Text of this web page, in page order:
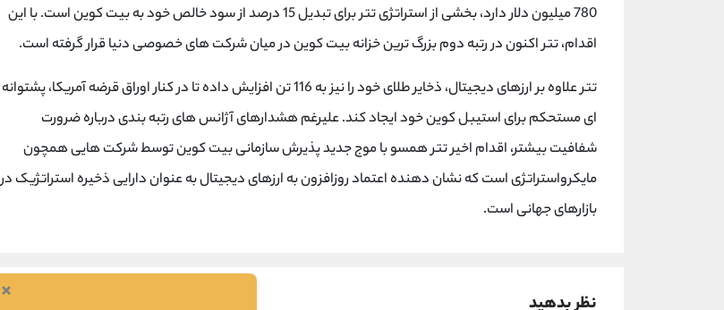
780 میلیون دلار دارد، بخشی از استراتژی تتر برای تبدیل 15 درصد از سود خالص خود به بیت کوین است. با این
اقدام، تتر اکنون در رتبه دوم بزرگ ترین خزانه بیت کوین در میان شرکت های خصوصی دنیا قرار گرفته است.
تتر علاوه بر ارزهای دیجیتال، ذخایر طلای خود را نیز به 116 تن افزایش داده تا در کنار اوراق قرضه آمریکا، پشتوانه
ای مستحکم برای استیبل کوین خود ایجاد کند. علیرغم هشدارهای آژانس های رتبه بندی درباره ضرورت
شفافیت بیشتر، اقدام اخیر تتر همسو با موج جدید پذیرش سازمانی بیت کوین توسط شرکت هایی همچون
مایکرواستراتژی است که نشان دهنده اعتماد روزافزون به ارزهای دیجیتال به عنوان دارایی ذخیره استراتژیک در
بازارهای جهانی است.
نظر بدهید ×